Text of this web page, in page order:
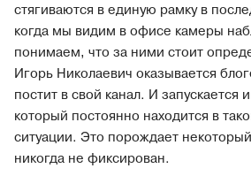
стягиваются в единую рамку в
когда мы видим в офисе камеры
понимаем, что за ними стоит
Игорь Николаевич оказывается
постит в свой канал. И запускается
который постоянно находится в
ситуации. Это порождает
никогда не фиксирован.